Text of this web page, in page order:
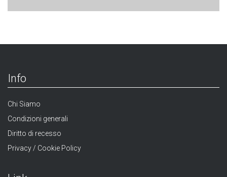
Info
Chi Siamo
Condizioni generali
Diritto di recesso
Privacy / Cookie Policy